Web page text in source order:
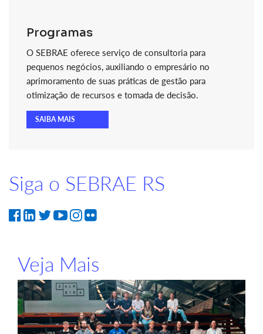
Programas
O SEBRAE oferece serviço de consultoria para
pequenos negócios, auxiliando o empresário no
aprimoramento de suas práticas de gestão para
otimização de recursos e tomada de decisão.
SAIBA MAIS
Siga o SEBRAE RS
Veja Mais